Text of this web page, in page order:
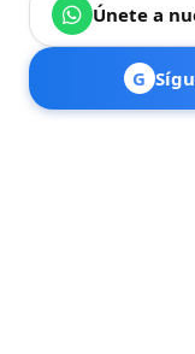
Únete a
G